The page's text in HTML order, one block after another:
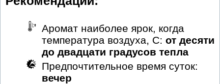
Аромат наиболее ярок, когда
температура воздуха, С: от десяти
до двадцати градусов тепла
Предпочтительное время суток:
вечер